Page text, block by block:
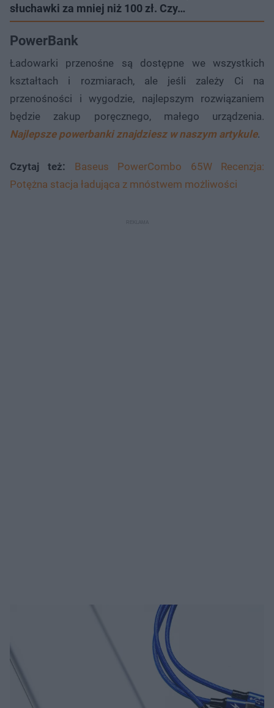
słuchawki za mniej niż 100 zł. Czy…
PowerBank
Ładowarki przenośne są dostępne we wszystkich
kształtach i rozmiarach, ale jeśli zależy Ci na
przenośności i wygodzie, najlepszym rozwiązaniem
będzie zakup poręcznego, małego urządzenia.
Najlepsze powerbanki znajdziesz w naszym artykule.
Czytaj też:
Baseus PowerCombo 65W Recenzja:
Potężna stacja ładująca z mnóstwem możliwości